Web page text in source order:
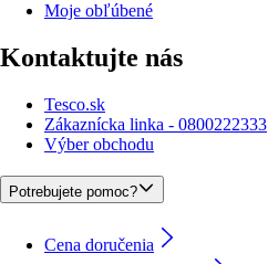
Moje obľúbené
Kontaktujte nás
Tesco.sk
Zákaznícka linka - 0800222333
Výber obchodu
Potrebujete pomoc?
Cena doručenia